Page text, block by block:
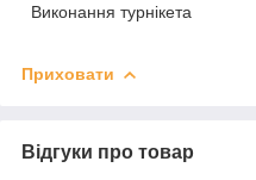
Виконання турнікета
Приховати
Відгуки про товар